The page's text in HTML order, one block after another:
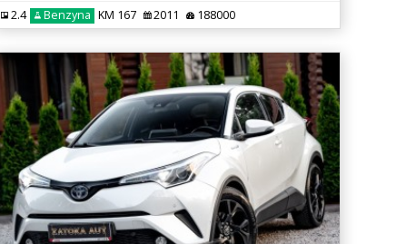
2.4 Benzyna KM 167 2011 188000